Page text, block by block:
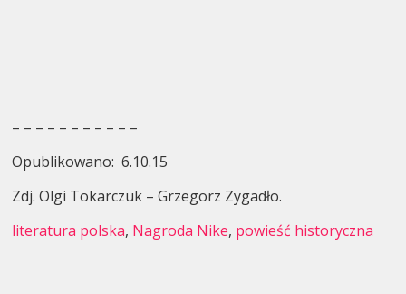
– – – – – – – – – – –
Opublikowano: 6.10.15
Zdj. Olgi Tokarczuk – Grzegorz Zygadło.
literatura polska, Nagroda Nike, powieść historyczna